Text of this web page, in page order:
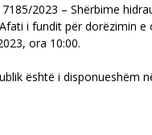
2023 – Shërbime
i fundit për dorëzimin e
ora 10:00.
është i disponueshëm